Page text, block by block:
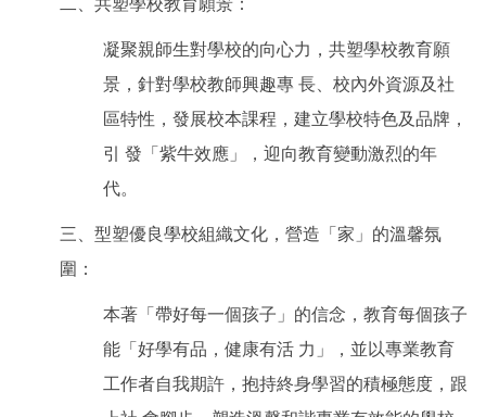
二、共塑學校教育願景：
凝聚親師生對學校的向心力，共塑學校教育願
景，針對學校教師興趣專 長、校內外資源及社
區特性，發展校本課程，建立學校特色及品牌，
引 發「紫牛效應」，迎向教育變動激烈的年
代。
三、型塑優良學校組織文化，營造「家」的溫馨氛
圍：
本著「帶好每一個孩子」的信念，教育每個孩子
能「好學有品，健康有活 力」，並以專業教育
工作者自我期許，抱持終身學習的積極態度，跟